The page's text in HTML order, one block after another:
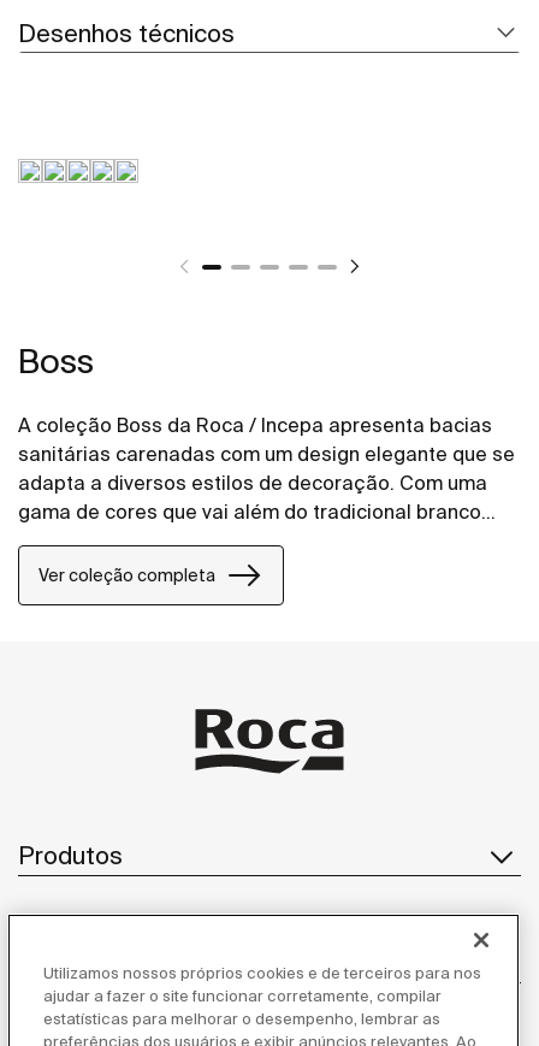
Desenhos técnicos
Boss
A coleção Boss da Roca / Incepa apresenta bacias
sanitárias carenadas com um design elegante que se
adapta a diversos estilos de decoração. Com uma
gama de cores que vai além do tradicional branco
brilho, as bacias com caixa acoplada e convencional
oferecem novas alternativas e possibilidades para o
seu banheiro. Cada peça traz um toque de inovação
Ver coleção completa
Produtos
Atendimento ao cliente
Utilizamos nossos próprios cookies e de terceiros para nos
ajudar a fazer o site funcionar corretamente, compilar
estatísticas para melhorar o desempenho, lembrar as
preferências dos usuários e exibir anúncios relevantes. Ao